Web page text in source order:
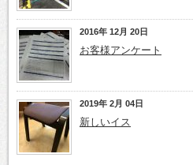
2016年 12月 20日
お客様アンケート
2019年 2月 04日
新しいイス